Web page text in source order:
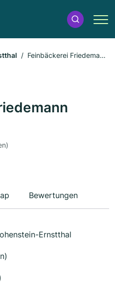
Feinbäckerei Friedemann
Bewertungen
Ernstthal